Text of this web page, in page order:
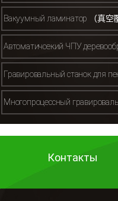
Контакты